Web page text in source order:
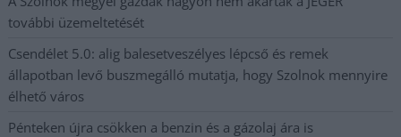
további üzemeltetését
Csendélet 5.0: alig balesetveszélyes lépcső és remek
állapotban levő buszmegálló mutatja, hogy Szolnok mennyire
élhető város
Pénteken újra csökken a benzin és a gázolaj ára is